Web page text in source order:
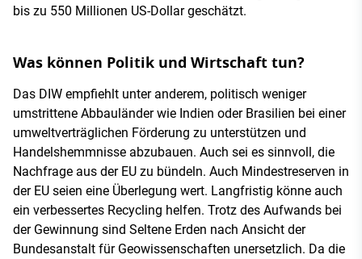
bis zu 550 Millionen US-Dollar geschätzt.
Was können Politik und Wirtschaft tun?
Das DIW empfiehlt unter anderem, politisch weniger
umstrittene Abbauländer wie Indien oder Brasilien bei einer
umweltverträglichen Förderung zu unterstützen und
Handelshemmnisse abzubauen. Auch sei es sinnvoll, die
Nachfrage aus der EU zu bündeln. Auch Mindestreserven in
der EU seien eine Überlegung wert. Langfristig könne auch
ein verbessertes Recycling helfen. Trotz des Aufwands bei
der Gewinnung sind Seltene Erden nach Ansicht der
Bundesanstalt für Geowissenschaften unersetzlich. Da die